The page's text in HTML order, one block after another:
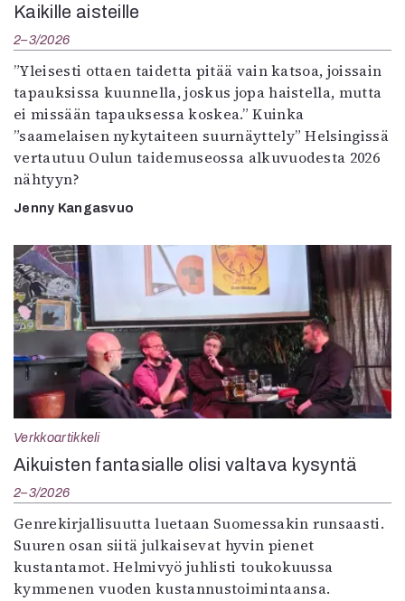
Kaikille aisteille
2–3/2026
”Yleisesti ottaen taidetta pitää vain katsoa, joissain
tapauksissa kuunnella, joskus jopa haistella, mutta
ei missään tapauksessa koskea.” Kuinka
”saamelaisen nykytaiteen suurnäyttely” Helsingissä
vertautuu Oulun taidemuseossa alkuvuodesta 2026
nähtyyn?
Jenny Kangasvuo
Verkkoartikkeli
Aikuisten fantasialle olisi valtava kysyntä
2–3/2026
Genrekirjallisuutta luetaan Suomessakin runsaasti.
Suuren osan siitä julkaisevat hyvin pienet
kustantamot. Helmivyö juhlisti toukokuussa
kymmenen vuoden kustannustoimintaansa.